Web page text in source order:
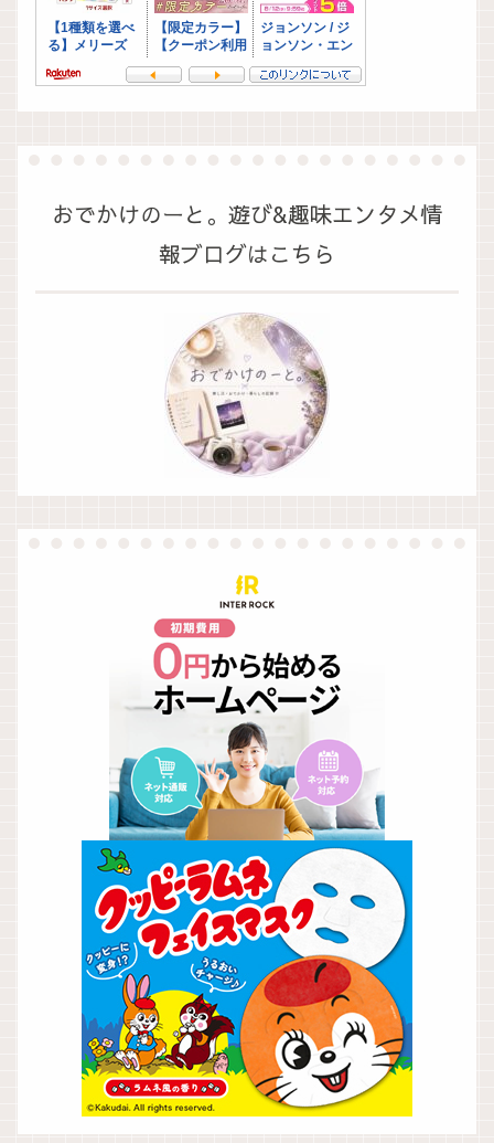
おでかけのーと。遊び&趣味エンタメ情
報ブログはこちら